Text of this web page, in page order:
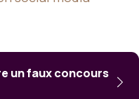
un faux concours